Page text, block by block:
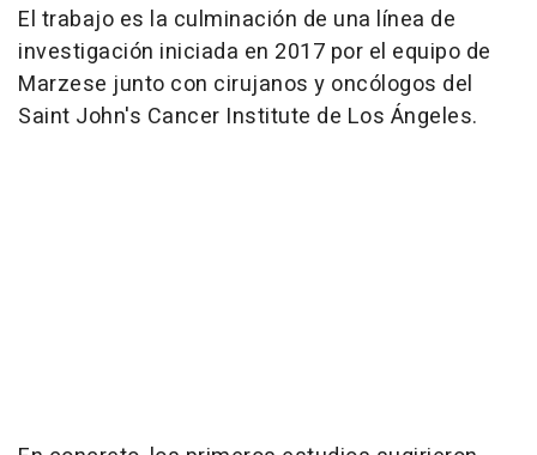
El trabajo es la culminación de una línea de
investigación iniciada en 2017 por el equipo de
Marzese junto con cirujanos y oncólogos del
Saint John's Cancer Institute de Los Ángeles.